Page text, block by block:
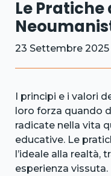
Le Pratiche
23 Settembre 2025
I principi e i valori
loro forza quando
radicate nella vita
educative. Le
l’ideale alla realtà,
esperienza vissuta.